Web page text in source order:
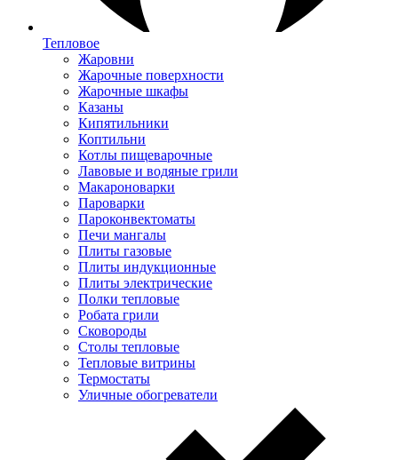
Тепловое
Жаровни
Жарочные поверхности
Жарочные шкафы
Казаны
Кипятильники
Коптильни
Котлы пищеварочные
Лавовые и водяные грили
Макароноварки
Пароварки
Пароконвектоматы
Печи мангалы
Плиты газовые
Плиты индукционные
Плиты электрические
Полки тепловые
Робата грили
Сковороды
Столы тепловые
Тепловые витрины
Термостаты
Уличные обогреватели